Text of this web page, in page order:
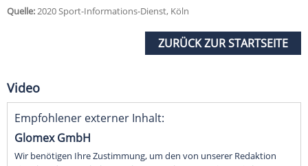
Quelle:2020 Sport-Informations-Dienst, Köln
ZURÜCK ZUR STARTSEITE
Video
Empfohlener externer Inhalt:
Glomex GmbH
Wir benötigen Ihre Zustimmung, um den von unserer Redaktion